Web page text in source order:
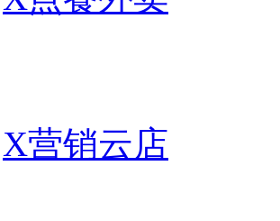
X营销云店